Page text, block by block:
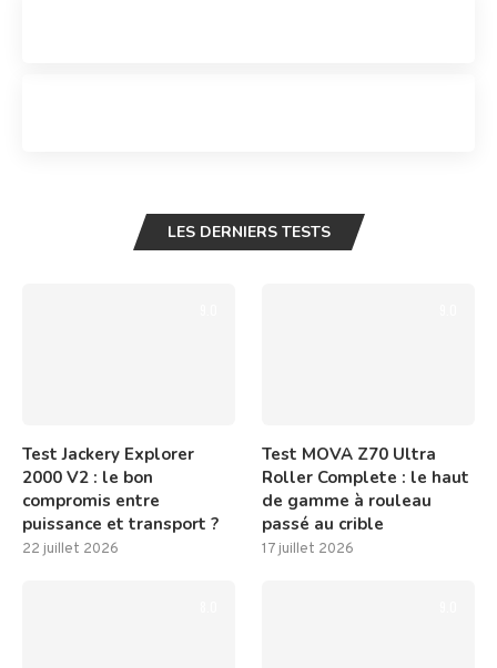
LES DERNIERS TESTS
Test Jackery Explorer
2000 V2 : le bon
compromis entre
puissance et transport ?
22 juillet 2026
Test MOVA Z70 Ultra
Roller Complete : le haut
de gamme à rouleau
passé au crible
17 juillet 2026